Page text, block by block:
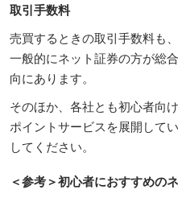
取引手数料
売買するときの取引手数料も
一般的にネット証券の方が総
向にあります。
そのほか、各社とも初心者向
ポイントサービスを展開して
してください。
＜参考＞初心者におすすめの